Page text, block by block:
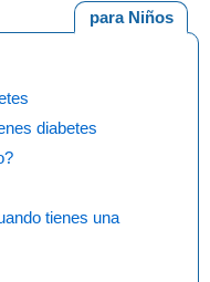
para Niños
diabetes
tienes una